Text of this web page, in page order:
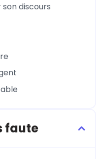
discours
faute